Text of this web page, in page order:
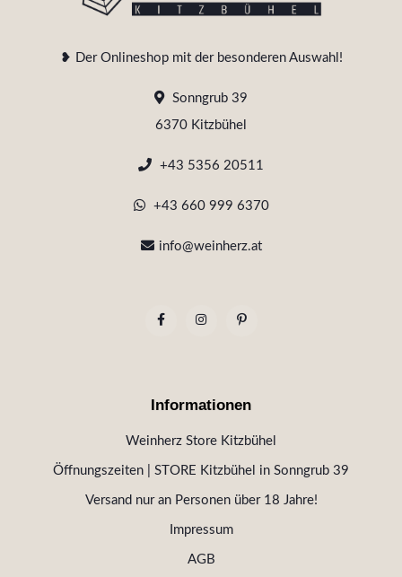
❥ Der Onlineshop mit der besonderen Auswahl!
Sonngrub 39
6370 Kitzbühel
+43 5356 20511
+43 660 999 6370
info@weinherz.at
Informationen
Weinherz Store Kitzbühel
Öffnungszeiten | STORE Kitzbühel in Sonngrub 39
Versand nur an Personen über 18 Jahre!
Impressum
AGB